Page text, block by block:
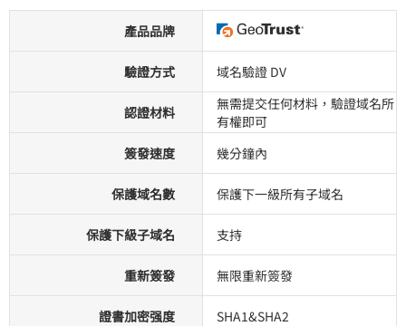
產品品牌
驗證方式 域名驗證 DV
認證材料
無需提交任何材料，驗證域名所
有權即可
簽發速度
幾分鐘內
保護域名數 保護下一級所有子域名
保護下級子域名 支持
重新簽發 無限重新簽發
證書加密强度 SHA1&SHA2